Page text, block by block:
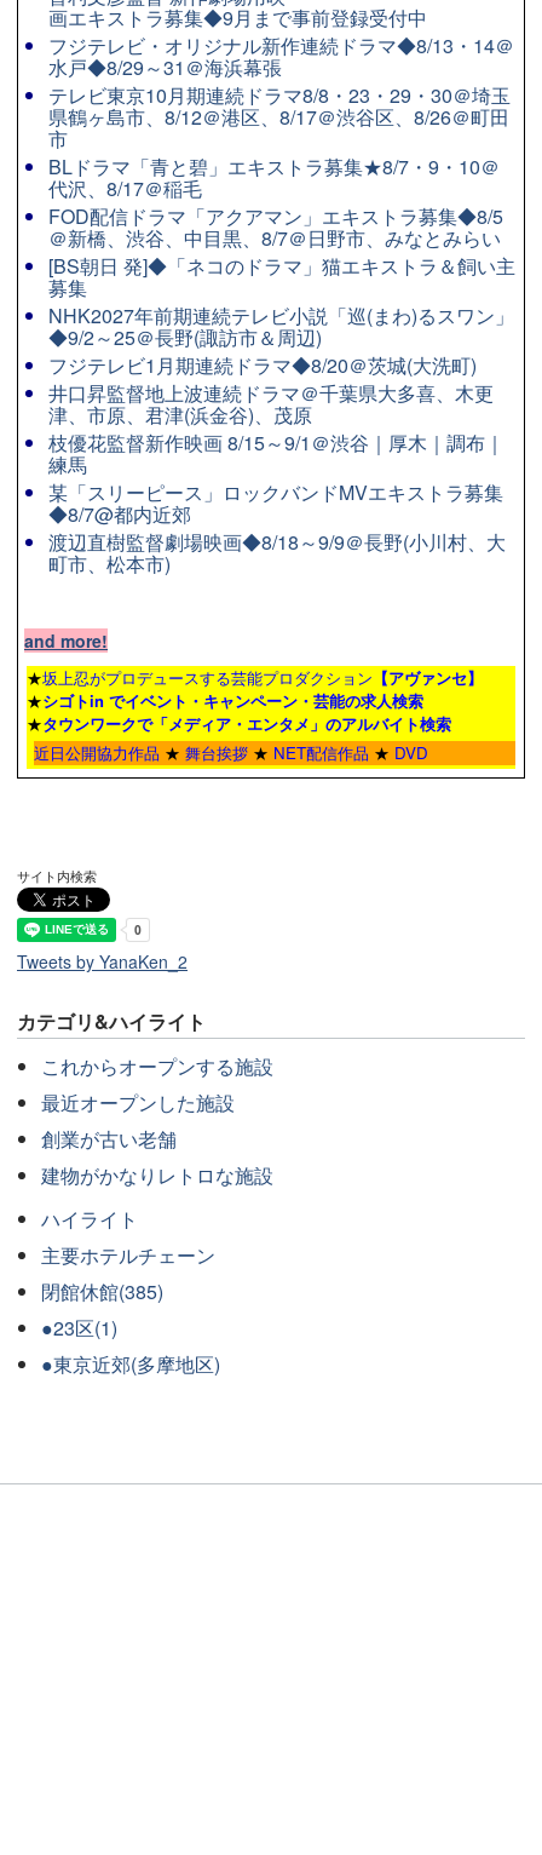
画エキストラ募集◆9月まで事前登録受付中
フジテレビ・オリジナル新作連続ドラマ◆8/13・14＠
水戸◆8/29～31＠海浜幕張
テレビ東京10月期連続ドラマ8/8・23・29・30＠埼玉
県鶴ヶ島市、8/12＠港区、8/17＠渋谷区、8/26＠町田
市
BLドラマ「青と碧」エキストラ募集★8/7・9・10＠
代沢、8/17＠稲毛
FOD配信ドラマ「アクアマン」エキストラ募集◆8/5
＠新橋、渋谷、中目黒、8/7＠日野市、みなとみらい
[BS朝日 発]◆「ネコのドラマ」猫エキストラ＆飼い主
募集
NHK2027年前期連続テレビ小説「巡(まわ)るスワン」
◆9/2～25＠長野(諏訪市＆周辺)
フジテレビ1月期連続ドラマ◆8/20＠茨城(大洗町)
井口昇監督地上波連続ドラマ＠千葉県大多喜、木更
津、市原、君津(浜金谷)、茂原
枝優花監督新作映画 8/15～9/1＠渋谷｜厚木｜調布｜
練馬
某「スリーピース」ロックバンドMVエキストラ募集
◆8/7@都内近郊
渡辺直樹監督劇場映画◆8/18～9/9＠長野(小川村、大
町市、松本市)
and more!
★坂上忍がプロデュースする芸能プロダクション 【アヴァンセ】
★シゴトin でイベント・キャンペーン・芸能の求人検索
★タウンワークで「メディア・エンタメ」のアルバイト検索
近日公開協力作品 ★ 舞台挨拶 ★ NET配信作品 ★ DVD
サイト内検索
Tweets by YanaKen_2
カテゴリ&ハイライト
これからオープンする施設
最近オープンした施設
創業が古い老舗
建物がかなりレトロな施設
ハイライト
主要ホテルチェーン
閉館休館(385)
●23区(1)
●東京近郊(多摩地区)